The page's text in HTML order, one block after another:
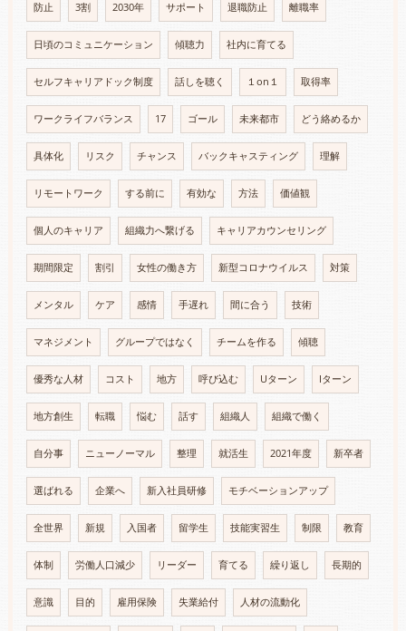
防止 3割 2030年 サポート 退職防止 離職率
日頃のコミュニケーション 傾聴力 社内に育てる
セルフキャリアドック制度 話しを聴く １on１ 取得率
ワークライフバランス 17 ゴール 未来都市 どう絡めるか
具体化 リスク チャンス バックキャスティング 理解
リモートワーク する前に 有効な 方法 価値観
個人のキャリア 組織力へ繋げる キャリアカウンセリング
期間限定 割引 女性の働き方 新型コロナウイルス 対策
メンタル ケア 感情 手遅れ 間に合う 技術
マネジメント グループではなく チームを作る 傾聴
優秀な人材 コスト 地方 呼び込む Uターン Iターン
地方創生 転職 悩む 話す 組織人 組織で働く
自分事 ニューノーマル 整理 就活生 2021年度 新卒者
選ばれる 企業へ 新入社員研修 モチベーションアップ
全世界 新規 入国者 留学生 技能実習生 制限 教育
体制 労働人口減少 リーダー 育てる 繰り返し 長期的
意識 目的 雇用保険 失業給付 人材の流動化